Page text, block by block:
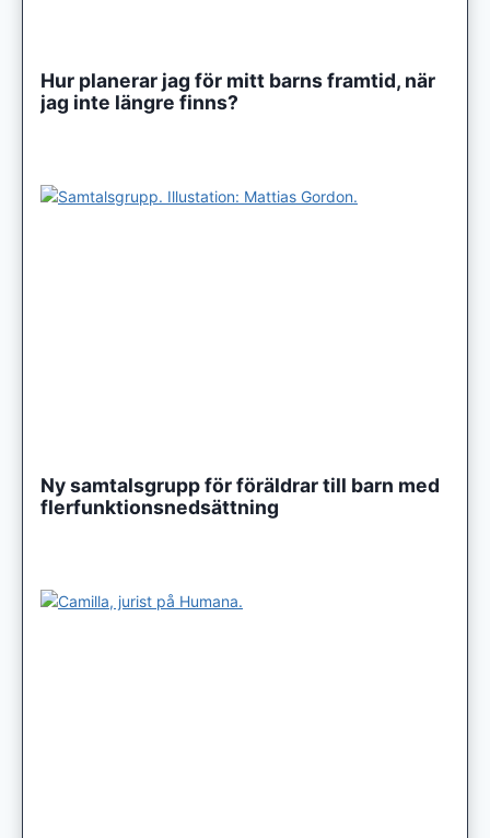
Hur planerar jag för mitt barns framtid, när
jag inte längre finns?
Ny samtalsgrupp för föräldrar till barn med
flerfunktionsnedsättning